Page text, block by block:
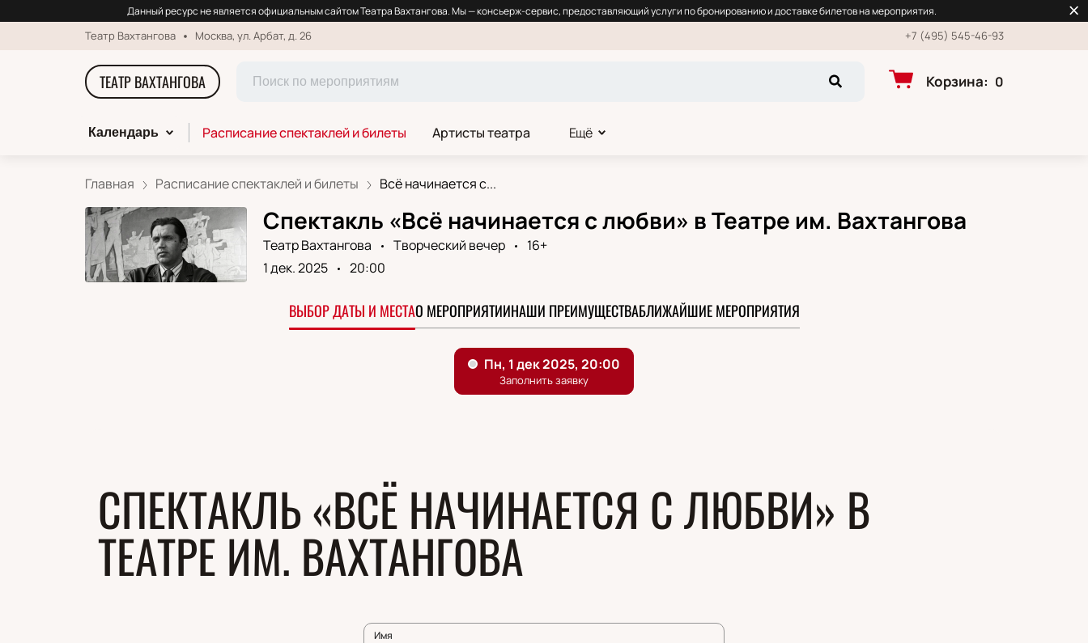
Данный ресурс не является официальным сайтом Театра Вахтангова. Мы — консьерж-сервис, предоставляющий услуги по бронированию и доставке билетов на мероприятия.
Театр Вахтангова Москва, ул. Арбат, д. 26 +7 (495) 545-46-93
ТЕАТР ВАХТАНГОВА Корзина: 0
Календарь Расписание спектаклей и билеты Артисты театра Ещё
Главная Расписание спектаклей и билеты Всё начинается с...
Спектакль «Всё начинается с любви» в Театре им. Вахтангова
Театр Вахтангова Творческий вечер
16+
1 дек. 2025
20:00
ВЫБОР ДАТЫ И МЕСТАО МЕРОПРИЯТИИНАШИ ПРЕИМУЩЕСТВАБЛИЖАЙШИЕ МЕРОПРИЯТИЯ
СПЕКТАКЛЬ «ВСЁ НАЧИНАЕТСЯ С ЛЮБВИ» В
ТЕАТРЕ ИМ. ВАХТАНГОВА
Имя